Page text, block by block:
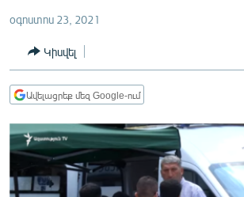
ՀԱՍԱՐԱԿՈՒԹՅՈՒՆ
ՏՆՏԵՍՈՒԹՅՈՒՆ
ՂԱՐԱԲԱՂ
ՊԱՏԵՐԱԶՄԻ 6 ՇԱԲԱԹՆԵՐԸ
ՏԱՐԱԾԱՇՐՋԱՆ
օգոստոս 23, 2021
Կիսվել
Ավելացրեք մեզ Google-ում